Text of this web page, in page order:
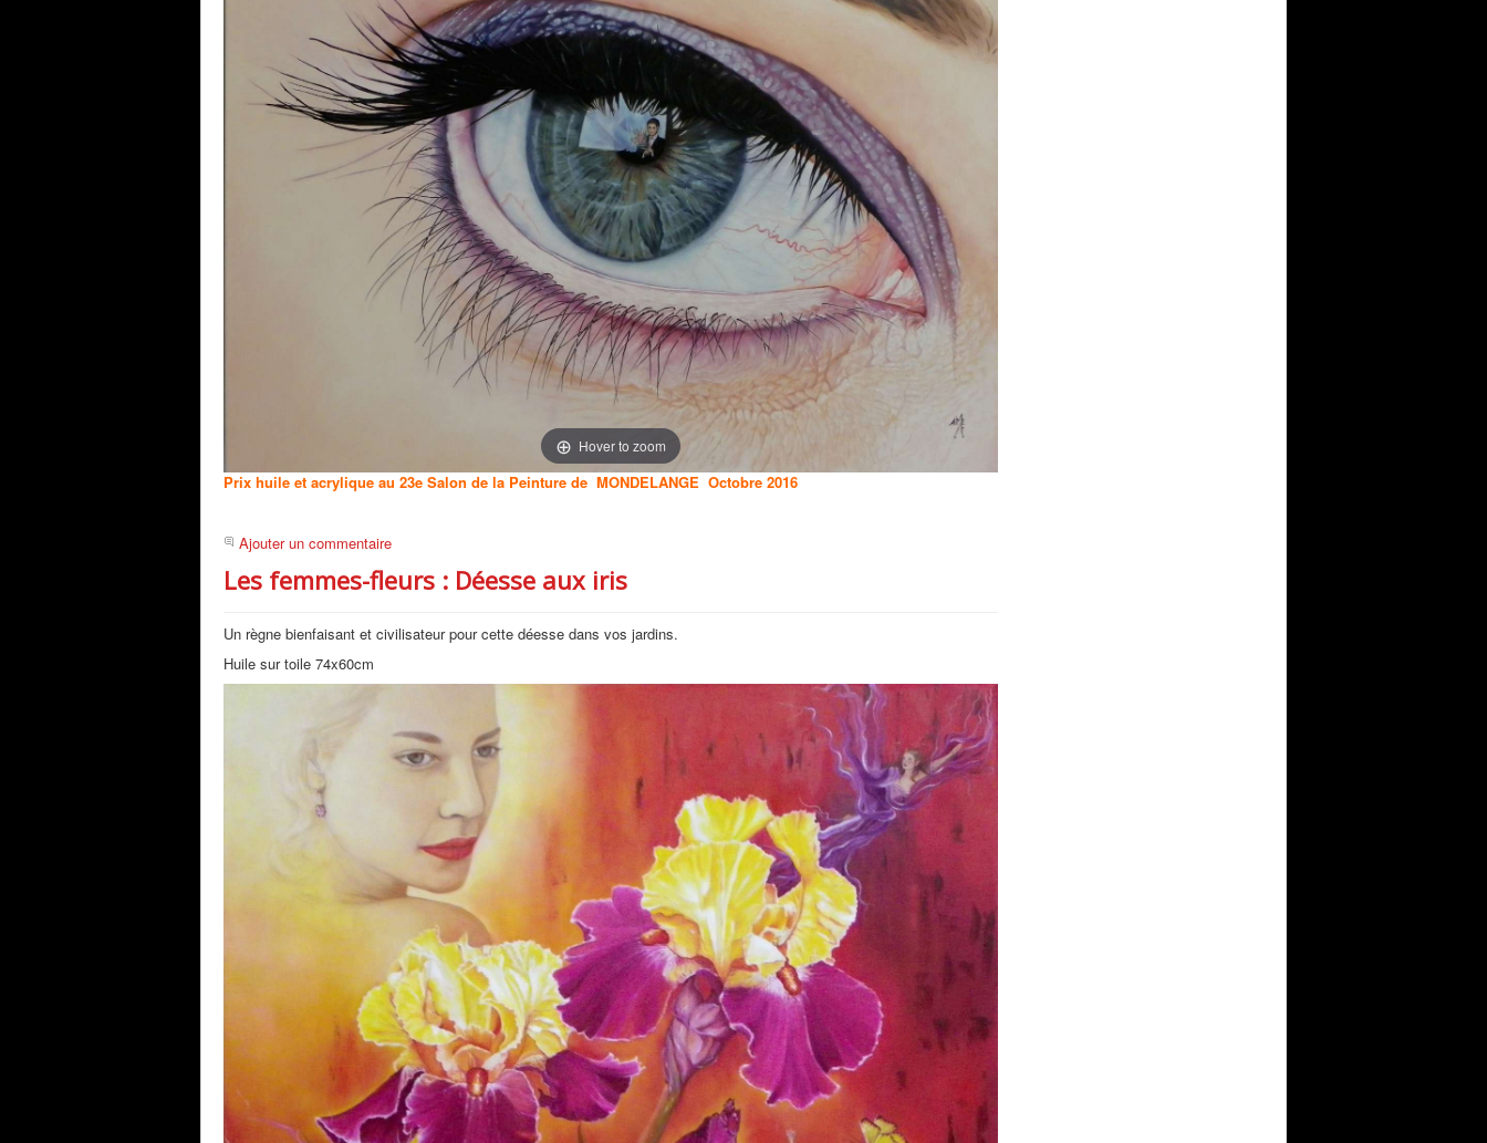
Hover to zoom
Prix huile et acrylique au 23e Salon de la Peinture de MONDELANGE Octobre 2016
Ajouter un commentaire
Les femmes-fleurs : Déesse aux iris
Un règne bienfaisant et civilisateur pour cette déesse dans vos jardins.
Huile sur toile 74x60cm